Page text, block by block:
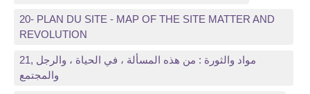
20- PLAN DU SITE - MAP OF THE SITE MATTER AND
REVOLUTION
21, مواد والثورة : من هذه المسألة ، في الحياة ، والرجل
والمجتمع